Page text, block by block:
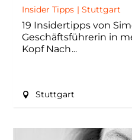
Insider Tipps |Stuttgart
19 Insidertipps von
Geschäftsführerin in
Kopf Nach
Stuttgart